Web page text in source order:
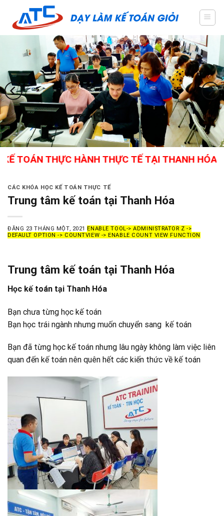
content
THỰC HÀNH THỰC TẾ TẠI THANH HÓA -
CÁC KHÓA HỌC KẾ TOÁN THỰC TẾ
Trung tâm kế toán tại Thanh Hóa
ĐĂNG 23 THÁNG MỘT, 2021 ENABLE TOOL-> ADMINISTRATOR Z ->
DEFAULT OPTION -> COUNTVIEW -> ENABLE COUNT VIEW FUNCTION
Trung tâm kế toán tại Thanh Hóa
Học kế toán tại Thanh Hóa
Bạn chưa từng học kế toán
Bạn học trái ngành nhưng muốn chuyển sang kế toán
Bạn đã từng học kế toán nhưng lâu ngày không làm việc liên
quan đến kế toán nên quên hết các kiến thức về kế toán